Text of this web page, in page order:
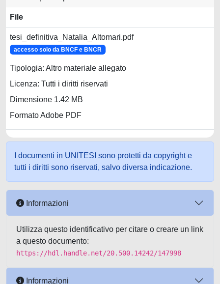
File
tesi_definitiva_Natalia_Altomari.pdf
accesso solo da BNCF e BNCR
Tipologia: Altro materiale allegato
Licenza: Tutti i diritti riservati
Dimensione 1.42 MB
Formato Adobe PDF
I documenti in UNITESI sono protetti da copyright e
tutti i diritti sono riservati, salvo diversa indicazione.
Informazioni
Utilizza questo identificativo per citare o creare un link
a questo documento:
https://hdl.handle.net/20.500.14242/147998
Informazioni